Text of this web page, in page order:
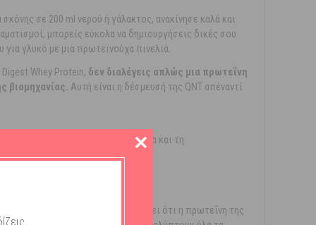
σε 200 ml νερού ή γάλακτος, ανακίνησε καλά και
μπορείς εύκολα να δημιουργήσεις δικές σου
για γλυκό με μια πρωτεϊνούχα πινελιά.
Whey Protein, δεν διαλέγεις απλώς μια πρωτεΐνη
βιομηχανίας. Αυτή είναι η δέσμευσή της QNT απέναντί
δέσμευσή της QNT στην ποιότητα και τη
παραγωγής. Αυτό σημαίνει ότι η πρωτεΐνη της